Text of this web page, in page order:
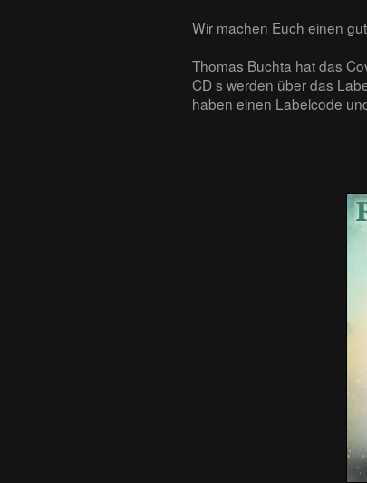
Wir machen Euch einen
Thomas Buchta hat das
CD s werden über das
haben einen Labelcode